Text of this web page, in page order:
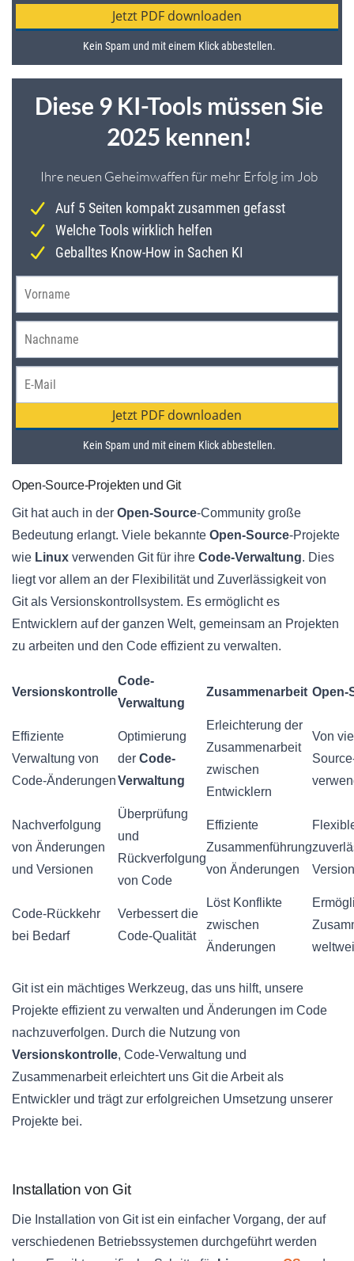
Open-Source-Projekten und Git
Git hat auch in der Open-Source-Community große
Bedeutung erlangt. Viele bekannte Open-Source-Projekte
wie Linux verwenden Git für ihre Code-Verwaltung. Dies
liegt vor allem an der Flexibilität und Zuverlässigkeit von
Git als Versionskontrollsystem. Es ermöglicht es
Entwicklern auf der ganzen Welt, gemeinsam an Projekten
zu arbeiten und den Code effizient zu verwalten.
Versionskontrolle
Code-
Verwaltung
Zusammenarbeit Open-
Effiziente
Verwaltung von
Code-Änderungen
Optimierung
der Code-
Verwaltung
Erleichterung der
Zusammenarbeit
zwischen
Entwicklern
Von
Nachverfolgung
von Änderungen
und Versionen
Überprüfung
und
Rückverfolgung
von Code
Effiziente
Zusammenführung
von Änderungen
Code-Rückkehr
bei Bedarf
Verbessert die
Code-Qualität
Löst Konflikte
zwischen
Änderungen
Git ist ein mächtiges Werkzeug, das uns hilft, unsere
Projekte effizient zu verwalten und Änderungen im Code
nachzuverfolgen. Durch die Nutzung von
Versionskontrolle, Code-Verwaltung und
Zusammenarbeit erleichtert uns Git die Arbeit als
Entwickler und trägt zur erfolgreichen Umsetzung unserer
Projekte bei.
Installation von Git
Die Installation von Git ist ein einfacher Vorgang, der auf
verschiedenen Betriebssystemen durchgeführt werden